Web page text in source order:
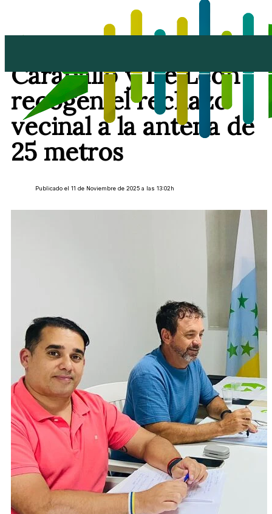
Caraballo y De León
recogen el rechazo
vecinal a la antena de
25 metros
Publicado el 11 de Noviembre de 2025 a las 13:02h